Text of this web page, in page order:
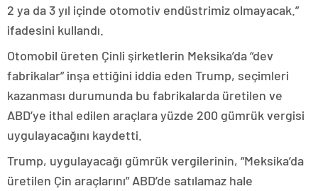
2 ya da 3 yıl içinde otomotiv endüstrimiz olmayacak.”
ifadesini kullandı.
Otomobil üreten Çinli şirketlerin Meksika’da “dev
fabrikalar” inşa ettiğini iddia eden Trump, seçimleri
kazanması durumunda bu fabrikalarda üretilen ve
ABD’ye ithal edilen araçlara yüzde 200 gümrük vergisi
uygulayacağını kaydetti.
Trump, uygulayacağı gümrük vergilerinin, “Meksika’da
üretilen Çin araçlarını” ABD’de satılamaz hale